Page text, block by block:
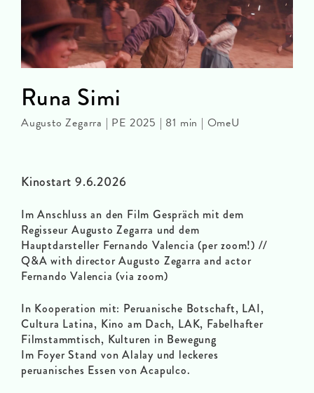
Kinostart 9.6.2026
Im Anschluss an den Film Gespräch mit dem
Regisseur Augusto Zegarra und dem
Hauptdarsteller Fernando Valencia (per zoom!) //
Q&A with director Augusto Zegarra and actor
Fernando Valencia (via zoom)
In Kooperation mit: Peruanische Botschaft, LAI,
Cultura Latina, Kino am Dach, LAK, Fabelhafter
Filmstammtisch, Kulturen in Bewegung
Im Foyer Stand von Alalay und leckeres
peruanisches Essen von Acapulco.
Runa Simi
Augusto Zegarra | PE 2025 | 81 min | OmeU